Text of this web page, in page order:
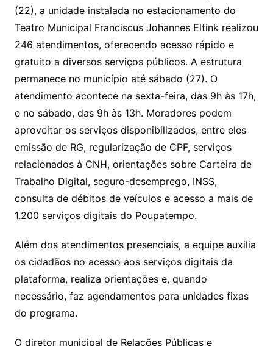
(22), a unidade instalada no estacionamento do
Teatro Municipal Franciscus Johannes Eltink realizou
246 atendimentos, oferecendo acesso rápido e
gratuito a diversos serviços públicos. A estrutura
permanece no município até sábado (27). O
atendimento acontece na sexta-feira, das 9h às 17h,
e no sábado, das 9h às 13h. Moradores podem
aproveitar os serviços disponibilizados, entre eles
emissão de RG, regularização de CPF, serviços
relacionados à CNH, orientações sobre Carteira de
Trabalho Digital, seguro-desemprego, INSS,
consulta de débitos de veículos e acesso a mais de
1.200 serviços digitais do Poupatempo.
Além dos atendimentos presenciais, a equipe auxilia
os cidadãos no acesso aos serviços digitais da
plataforma, realiza orientações e, quando
necessário, faz agendamentos para unidades fixas
do programa.
O diretor municipal de Relações Públicas e